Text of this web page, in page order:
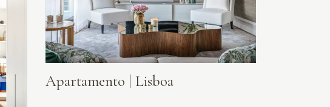
Apartamento | Lisboa